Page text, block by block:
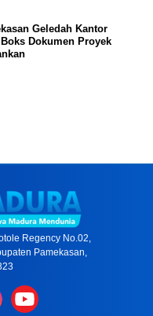
Geledah Kantor
Dokumen Proyek
Regency No.02,
Pamekasan,